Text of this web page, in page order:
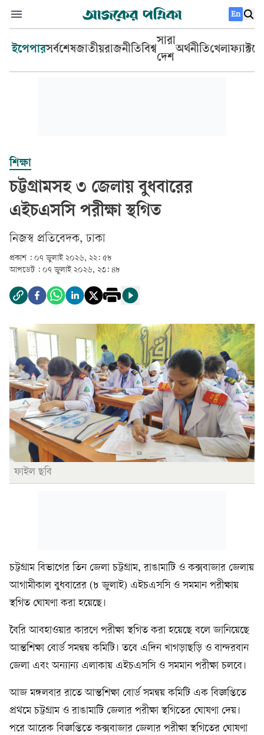
En
ইপেপারসর্বশেষজাতীয়রাজনীতিবিশ্ব
সারা
দেশ
অর্থনীতিখেলা
শিক্ষা
চট্টগ্রামসহ ৩ জেলায় বুধবারের
এইচএসসি পরীক্ষা স্থগিত
‎নিজস্ব প্রতিবেদক, ঢাকা‎
প্রকাশ : ০৭ জুলাই ২০২৬, ২২: ৫৮
আপডেট : ০৭ জুলাই ২০২৬, ২৩: ৪৮
ফাইল ছবি
চট্টগ্রাম বিভাগের তিন জেলা চট্টগ্রাম, রাঙামাটি ও কক্সবাজার জেলায়
আগামীকাল বুধবারের (৮ জুলাই) এইচএসসি ও সমমান পরীক্ষায়
স্থগিত ঘোষণা করা হয়েছে।
‎বৈরি আবহাওয়ার কারণে পরীক্ষা স্থগিত করা হয়েছে বলে জানিয়েছে
আন্তশিক্ষা বোর্ড সমন্বয় কমিটি। তবে এদিন খাগড়াছড়ি ও বান্দরবান
জেলা এবং অন্যান্য এলাকায় এইচএসসি ও সমমান পরীক্ষা চলবে।
আজ ‎মঙ্গলবার রাতে আন্তশিক্ষা বোর্ড সমন্বয় কমিটি এক বিজ্ঞপ্তিতে
প্রথমে চট্টগ্রাম ও রাঙামাটি জেলার পরীক্ষা স্থগিতের ঘোষণা দেয়।
পরে আরেক বিজ্ঞপ্তিতে কক্সবাজার জেলার পরীক্ষা স্থগিতের ঘোষণা